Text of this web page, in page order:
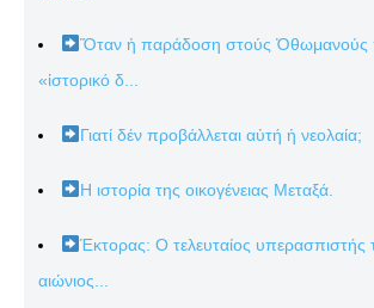
Ὅταν ἡ παράδοση στούς Ὀθωμανούς
«ἱστορικό δ...
Γιατί δέν προβάλλεται αὐτή ἡ νεολαία;
Η ιστορία της οικογένειας Μεταξά.
Έκτορας: Ο τελευταίος υπερασπιστής
αιώνιος...